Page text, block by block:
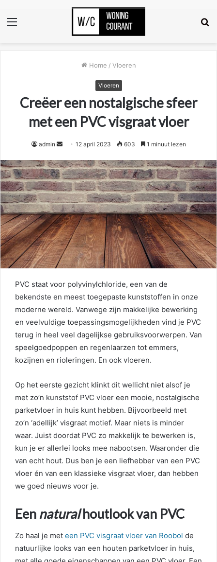
Menu
Home / Vloeren
Vloeren
Creëer een nostalgische sfeer
met een PVC visgraat vloer
admin
Send
email
12 april 2023 603 1 minuut lezen
PVC staat voor polyvinylchloride, een van de
bekendste en meest toegepaste kunststoffen in onze
moderne wereld. Vanwege zijn makkelijke bewerking
en veelvuldige toepassingsmogelijkheden vind je PVC
terug in heel veel dagelijkse gebruiksvoorwerpen. Van
speelgoedpoppen en regenlaarzen tot emmers,
kozijnen en rioleringen. En ook vloeren.
Op het eerste gezicht klinkt dit wellicht niet alsof je
met zo’n kunststof PVC vloer een mooie, nostalgische
parketvloer in huis kunt hebben. Bijvoorbeeld met
zo’n ‘adellijk’ visgraat motief. Maar niets is minder
waar. Juist doordat PVC zo makkelijk te bewerken is,
kun je er allerlei looks mee nabootsen. Waaronder die
van echt hout. Dus ben je een liefhebber van een PVC
vloer én van een klassieke visgraat vloer, dan hebben
we goed nieuws voor je.
Een naturalhoutlook van PVC
Zo haal je met een PVC visgraat vloer van Roobol de
natuurlijke looks van een houten parketvloer in huis,